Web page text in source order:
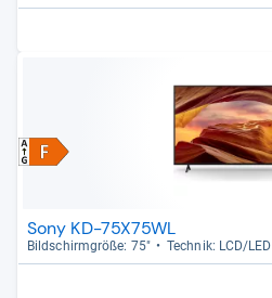
Sony KD-75X75WL
Bild­schirm­größe: 75" Tech­nik: LCD/LED